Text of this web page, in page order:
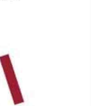
EGITEKO
, Denda kanpotik